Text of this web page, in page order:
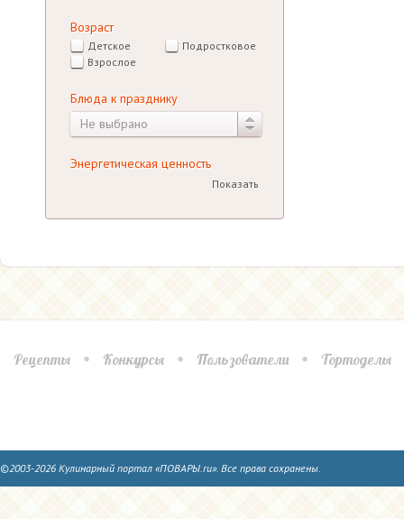
Возраст
Детское
Подростковое
Взрослое
Блюда к празднику
Не выбрано
Энергетическая ценность
Показать
Рецепты Конкурсы Пользователи Тортоделы
©2003-2026 Кулинарный портал «ПОВАРЫ.ru». Все права сохранены.